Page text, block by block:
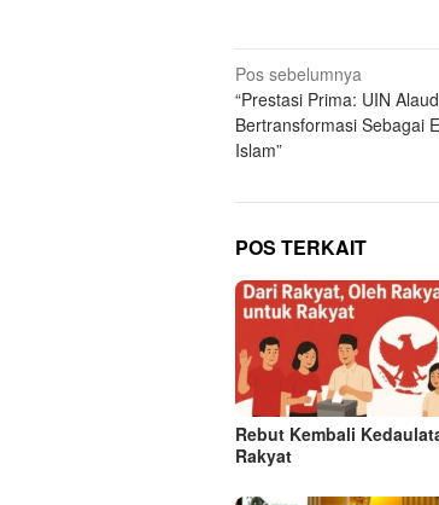
Navigasi
pos
Pos sebelumnya
“Prestasi Prima: UIN
Bertransformasi Sebagai
Islam”
POS TERKAIT
Rebut Kembali
Rakyat